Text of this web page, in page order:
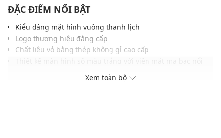
ĐẶC ĐIỂM NỔI BẬT
Kiểu dáng mặt hình vuông thanh lịch
Logo thương hiệu đẳng cấp
Chất liệu vỏ bằng thép không gỉ cao cấp
Khả năng chống nước ở độ sâu 30m
Xem toàn bộ